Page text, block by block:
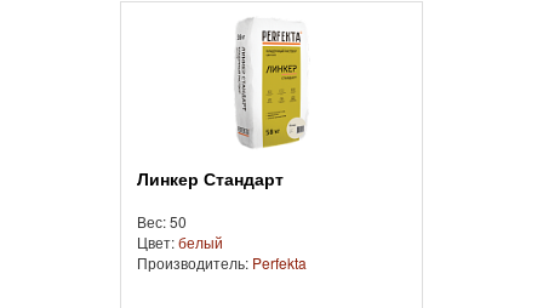
Линкер Стандарт
Вес: 50
Цвет:белый
Производитель: Perfekta